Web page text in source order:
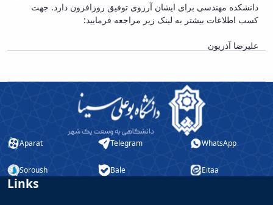
Dean
Faculty
Dean
Educational
Deputy
of
System
مهندسیدانشکده مهندسی برای ایشان آرزوی توفیق روزافزون دارد. جهت
کسب اطلاعات بیشتر به لینک زیر مراجعه فرمایید:
علیرضا آذریون
Aparat Telegram WhatsApp
Soroush Bale Eitaa
Links